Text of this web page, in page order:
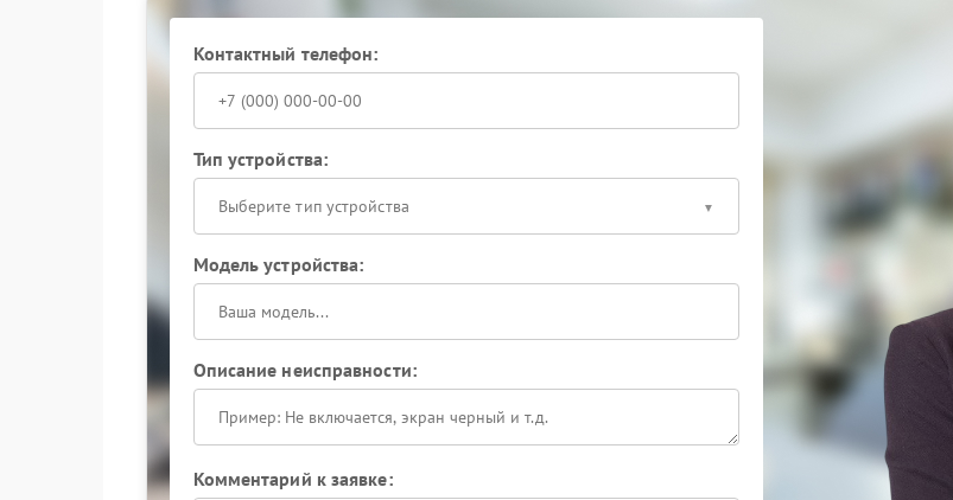
производителя. Такой подход позволяет вернуть объективу точную и уверенную фокусировку без
риска для оптической схемы и механических элементов.
Контактный телефон:
Тип устройства:
Выберите тип устройства
Модель устройства:
Описание неисправности:
Комментарий к заявке: